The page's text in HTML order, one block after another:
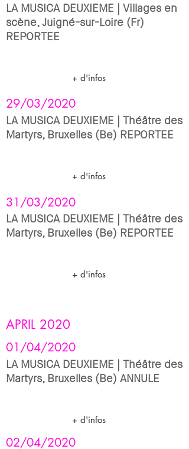
LA MUSICA DEUXIEME | Villages en
scène, Juigné-sur-Loire (Fr)
REPORTEE
+ d'infos
29/03/2020
LA MUSICA DEUXIEME | Théâtre des
Martyrs, Bruxelles (Be) REPORTEE
+ d'infos
31/03/2020
LA MUSICA DEUXIEME | Théâtre des
Martyrs, Bruxelles (Be) REPORTEE
+ d'infos
APRIL 2020
01/04/2020
LA MUSICA DEUXIEME | Théâtre des
Martyrs, Bruxelles (Be) ANNULE
+ d'infos
02/04/2020